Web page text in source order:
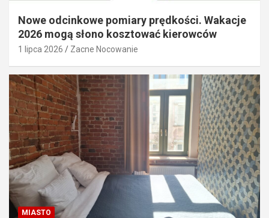
Nowe odcinkowe pomiary prędkości. Wakacje
2026 mogą słono kosztować kierowców
1 lipca 2026 Zacne Nocowanie
MIASTO